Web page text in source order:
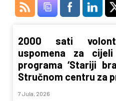
2000 sati
uspomena za
programa ‘Stariji
Stručnom centru za
7 Jula, 2026